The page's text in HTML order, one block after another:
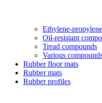
Ethylene-
Oil-resistant
Tread compounds
Various
Rubber floor mats
Rubber mats
Rubber profiles